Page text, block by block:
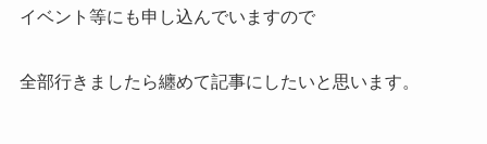
イベント等にも申し込んでいますので
全部行きましたら纏めて記事にしたいと思います。